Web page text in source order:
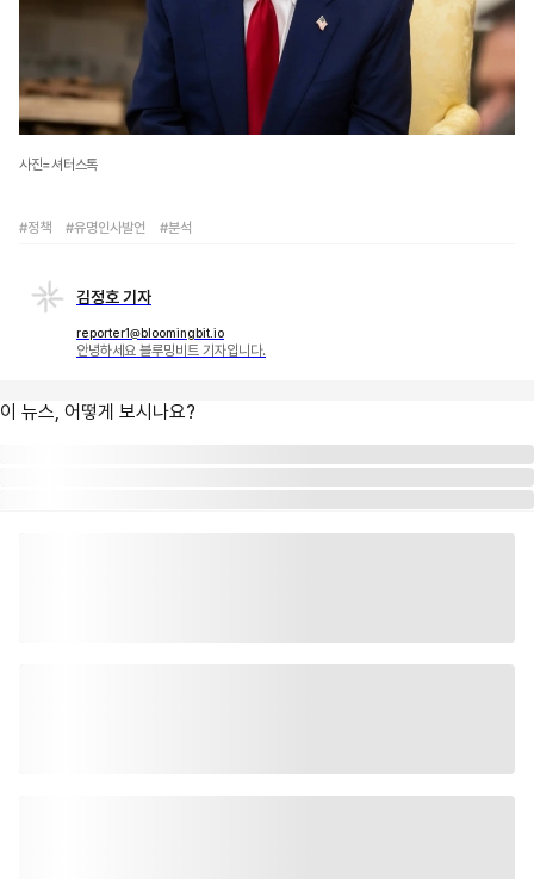
사진=셔터스톡
#정책 #유명인사발언 #분석
김정호 기자
reporter1@bloomingbit.io
안녕하세요 블루밍비트 기자입니다.
이 뉴스, 어떻게 보시나요?